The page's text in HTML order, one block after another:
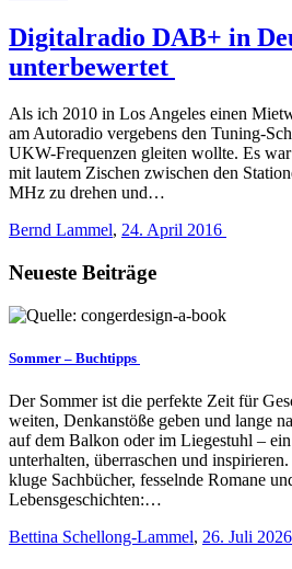
Digitalradio DAB+ in
unterbewertet
Als ich 2010 in Los Angeles einen
am Autoradio vergebens den Tuning-
UKW-Frequenzen gleiten wollte. Es
mit lautem Zischen zwischen den
MHz zu drehen und…
Bernd Lammel, 24. April 2016
Neueste Beiträge
Sommer – Buchtipps
Der Sommer ist die perfekte Zeit für
weiten, Denkanstöße geben und lange
auf dem Balkon oder im Liegestuhl –
unterhalten, überraschen und
kluge Sachbücher, fesselnde Romane
Lebensgeschichten:…
Bettina Schellong-Lammel, 26. Juli 2026